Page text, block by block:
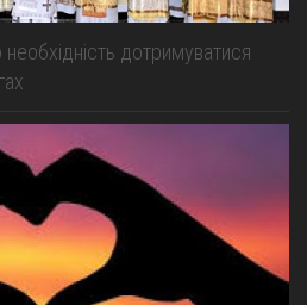
дотримуватися